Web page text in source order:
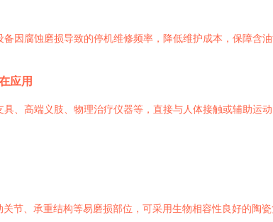
因腐蚀磨损导致的停机维修频率，降低维护成本，保障含
应用
、高端义肢、物理治疗仪器等，直接与人体接触或辅助
关节、承重结构等易磨损部位，可采用生物相容性良好的陶